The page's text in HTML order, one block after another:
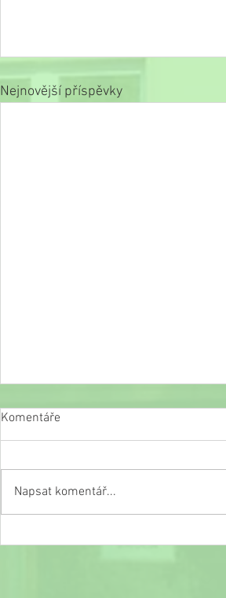
Nejnovější příspěvky
Slavnostní ukončení školního roku
Komentáře
Napsat komentář...